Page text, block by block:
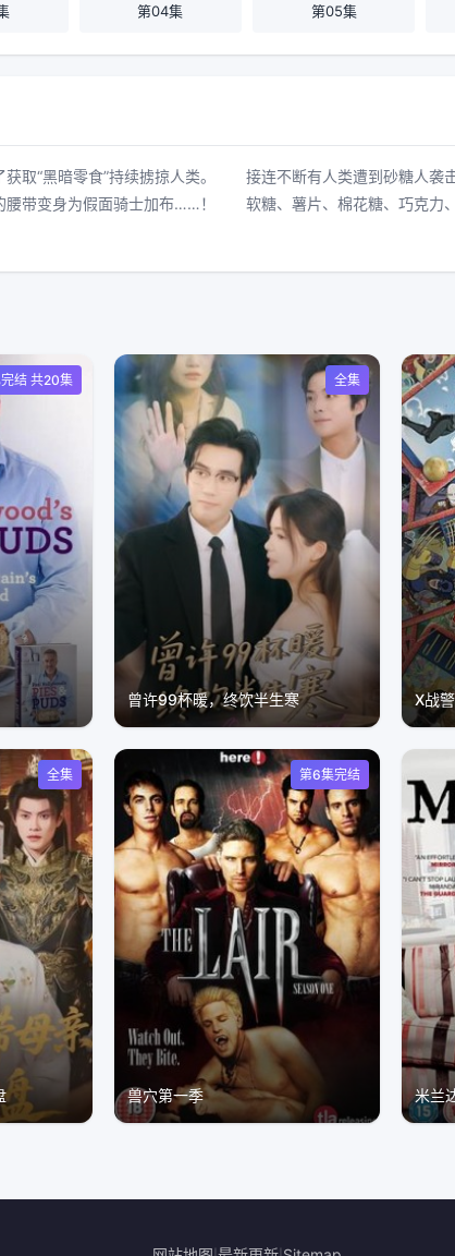
第04集 第05集
“黑暗零食”持续掳掠人类。 接连不断有人类遭到砂糖人袭
的腰带变身为假面骑士加布……！ 软糖、薯片、棉花糖、巧克
结 共20集 全集
曾许99杯暖，终饮半生寒 X战
全集 第6集完结
兽穴第一季 米兰